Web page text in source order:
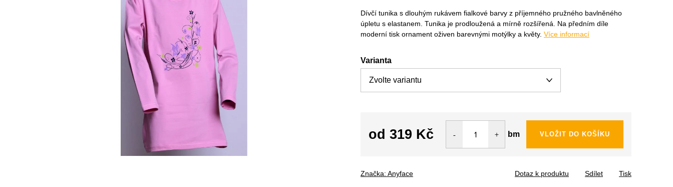
Dívčí tunika s dlouhým rukávem fialkové barvy z příjemného pružného bavlněného
úpletu s elastanem. Tunika je prodloužená a mírně rozšířená. Na předním díle
moderní tisk ornament oživen barevnými motýlky a květy. Více informací
Varianta
od 319 Kč bm VLOŽIT DO KOŠÍKU
Značka: Anyface Tisk
Dotaz k produktu Sdílet